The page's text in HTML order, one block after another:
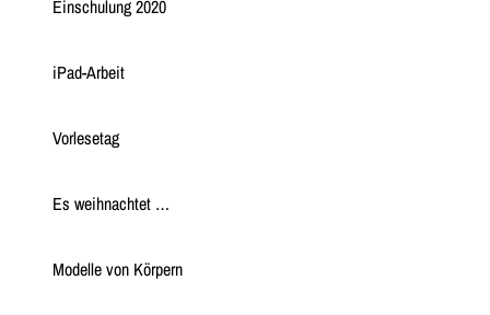
Einschulung 2020
iPad-Arbeit
Vorlesetag
Es weihnachtet …
Modelle von Körpern